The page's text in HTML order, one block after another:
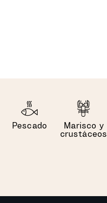
Pescado
Marisco y
crustáceos